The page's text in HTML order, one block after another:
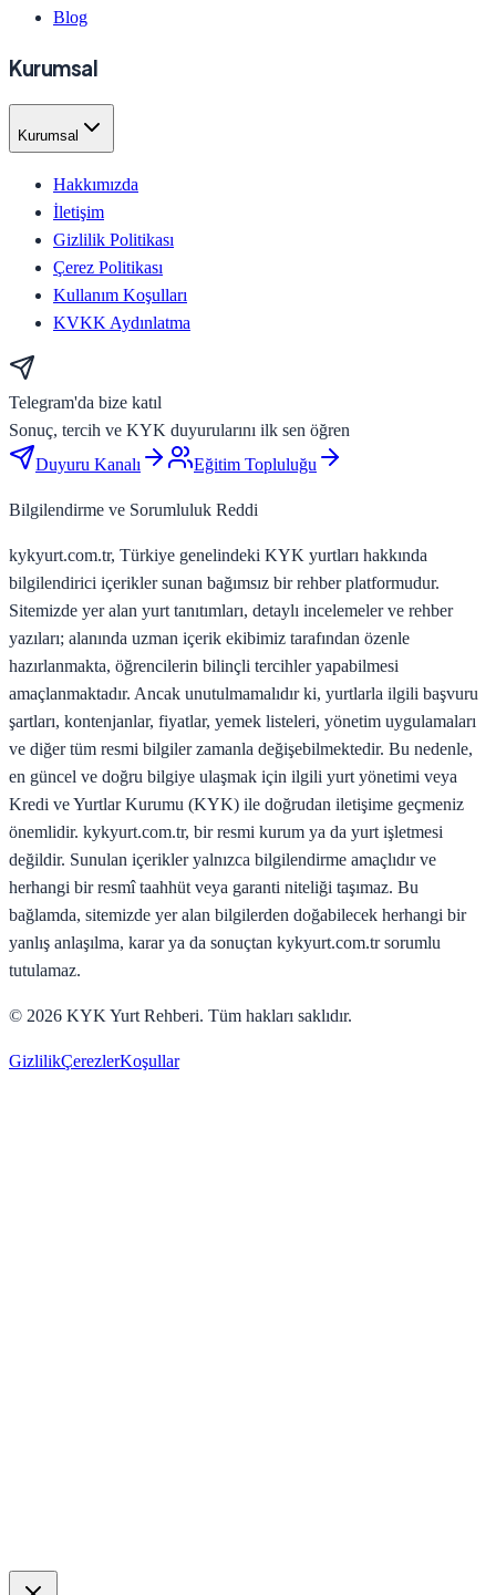
Blog
Kurumsal
Kurumsal
Hakkımızda
İletişim
Gizlilik Politikası
Çerez Politikası
Kullanım Koşulları
KVKK Aydınlatma
Telegram'da bize katıl
Sonuç, tercih ve KYK duyurularını ilk sen öğren
Duyuru Kanalı
Eğitim Topluluğu
Bilgilendirme ve Sorumluluk Reddi
kykyurt.com.tr, Türkiye genelindeki KYK yurtları hakkında
bilgilendirici içerikler sunan bağımsız bir rehber platformudur.
Sitemizde yer alan yurt tanıtımları, detaylı incelemeler ve rehber
yazıları; alanında uzman içerik ekibimiz tarafından özenle
hazırlanmakta, öğrencilerin bilinçli tercihler yapabilmesi
amaçlanmaktadır. Ancak unutulmamalıdır ki, yurtlarla ilgili başvuru
şartları, kontenjanlar, fiyatlar, yemek listeleri, yönetim uygulamaları
ve diğer tüm resmi bilgiler zamanla değişebilmektedir. Bu nedenle,
en güncel ve doğru bilgiye ulaşmak için ilgili yurt yönetimi veya
Kredi ve Yurtlar Kurumu (KYK) ile doğrudan iletişime geçmeniz
önemlidir. kykyurt.com.tr, bir resmi kurum ya da yurt işletmesi
değildir. Sunulan içerikler yalnızca bilgilendirme amaçlıdır ve
herhangi bir resmî taahhüt veya garanti niteliği taşımaz. Bu
bağlamda, sitemizde yer alan bilgilerden doğabilecek herhangi bir
yanlış anlaşılma, karar ya da sonuçtan kykyurt.com.tr sorumlu
tutulamaz.
© 2026 KYK Yurt Rehberi. Tüm hakları saklıdır.
GizlilikÇerezlerKoşullar